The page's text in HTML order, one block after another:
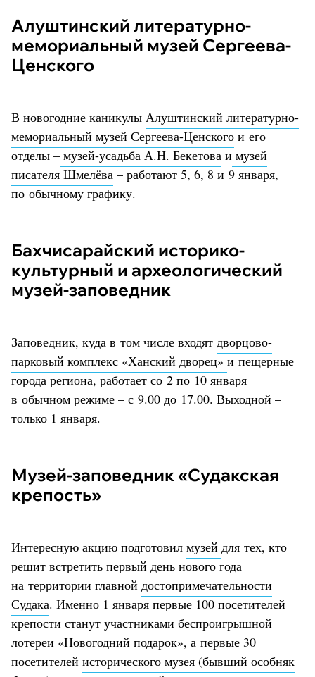
Алуштинский литературно-
мемориальный музей Сергеева-
Ценского ⠀
В новогодние каникулы Алуштинский литературно-
мемориальный музей Сергеева-Ценского и его
отделы – музей-усадьба А.Н. Бекетова и музей
писателя Шмелёва – работают 5, 6, 8 и 9 января,
по обычному графику.
Бахчисарайский историко-
культурный и археологический
музей-заповедник
Заповедник, куда в том числе входят дворцово-
парковый комплекс «Ханский дворец» и пещерные
города региона, работает со 2 по 10 января
в обычном режиме – с 9.00 до 17.00. Выходной –
только 1 января.
Музей-заповедник «Судакская
крепость»
Интересную акцию подготовил музей для тех, кто
решит встретить первый день нового года
на территории главной достопримечательности
Судака. Именно 1 января первые 100 посетителей
крепости станут участниками беспроигрышной
лотереи «Новогодний подарок», а первые 30
посетителей исторического музея (бывший особняк